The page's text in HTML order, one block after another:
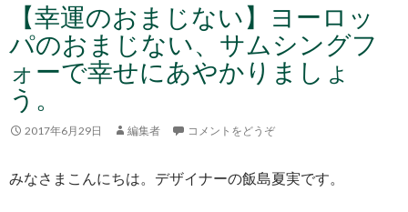
【幸運のおまじない】ヨーロッ
パのおまじない、サムシングフ
ォーで幸せにあやかりましょ
う。
2017年6月29日 編集者 コメントをどうぞ
みなさまこんにちは。デザイナーの飯島夏実です。